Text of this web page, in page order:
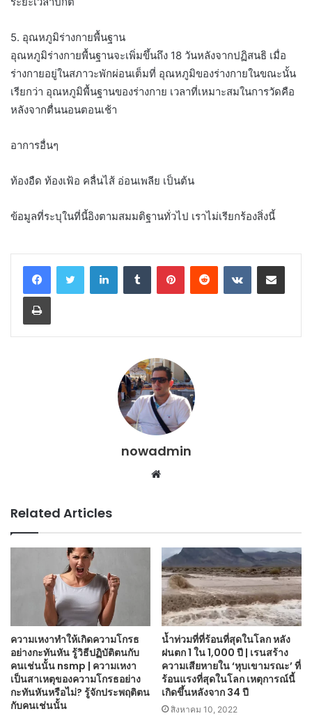
5. อุณหภูมิร่างกายพื้นฐาน
อุณหภูมิร่างกายพื้นฐานจะเพิ่มขึ้นถึง 18 วันหลังจากปฏิสนธิ เมื่อ
ร่างกายอยู่ในสภาวะพักผ่อนเต็มที่ อุณหภูมิของร่างกายในขณะนั้น
เรียกว่า อุณหภูมิพื้นฐานของร่างกาย เวลาที่เหมาะสมในการวัดคือ
หลังจากตื่นนอนตอนเช้า
อาการอื่นๆ
ท้องอืด ท้องเฟ้อ คลื่นไส้ อ่อนเพลีย เป็นต้น
ข้อมูลที่ระบุในที่นี้อิงตามสมมติฐานทั่วไป เราไม่เรียกร้องสิ่งนี้
LinkedInTumblr PinterestReddit VKontakteShare via Email
Print
nowadmin
Website
Related Articles
ความเหงาทำให้เกิดความโกรธ
อย่างกะทันหัน รู้วิธีปฏิบัติตนกับ
คนเช่นนั้น nsmp | ความเหงา
เป็นสาเหตุของความโกรธอย่าง
กะทันหันหรือไม่? รู้จักประพฤติตน
กับคนเช่นนั้น
น้ำท่วมที่ที่ร้อนที่สุดในโลก หลัง
ฝนตก 1 ใน 1,000 ปี | เรนสร้าง
ความเสียหายใน ‘หุบเขามรณะ’ ที่
ร้อนแรงที่สุดในโลก เหตุการณ์นี้
เกิดขึ้นหลังจาก 34 ปี
สิงหาคม 10, 2022